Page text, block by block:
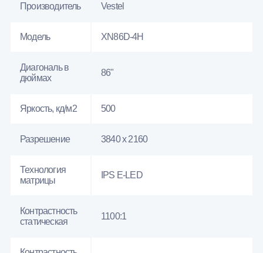
Производитель Vestel
Модель XN86D-4H
Диагональ в
дюймах
86"
Яркость, кд/м2 500
Разрешение 3840 x 2160
Технология
матрицы
IPS E-LED
Контрастность
статическая
1100:1